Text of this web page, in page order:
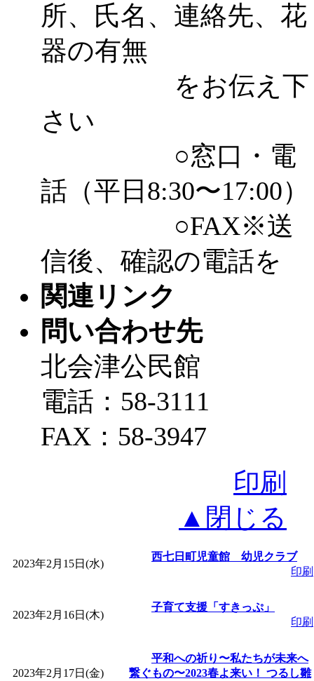
所、氏名、連絡先、花
器の有無
をお伝え下
さい
○窓口・電
話（平日8:30〜17:00）
○FAX※送
信後、確認の電話を
関連リンク
問い合わせ先
北会津公民館
電話：58-3111
FAX：58-3947
印刷
▲閉じる
2023年2月15日(水)
西七日町児童館 幼児クラブ
印刷
2023年2月16日(木)
子育て支援「すきっぷ」
印刷
2023年2月17日(金)
平和への祈り〜私たちが未来へ
繋ぐもの〜2023春よ来い！ つるし雛